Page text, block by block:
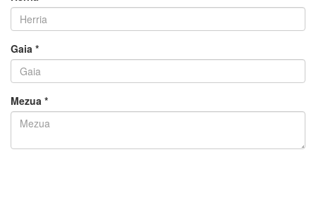
Gaia *
Mezua *